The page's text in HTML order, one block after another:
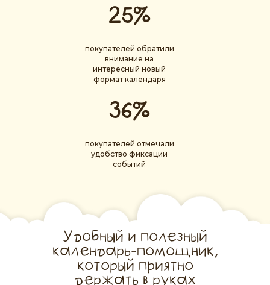
покупателей обратили
внимание на
интересный новый
формат календаря
покупателей отмечали
удобство фиксации
событий
25%
36%
Удобный и полезный
календарь-помощник,
который приятно
держать в руках